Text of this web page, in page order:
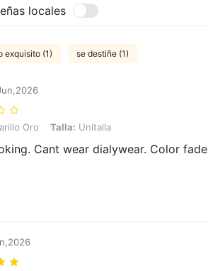
locales
exquisito (1) se destiñe (1)
Oro, Talla: Unitalla
Oro Talla: Unitalla
Cant wear dialywear. Color fade